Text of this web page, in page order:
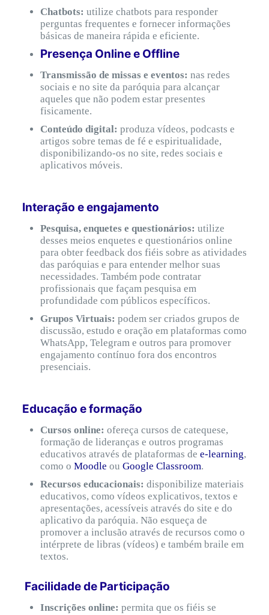
Chatbots: utilize chatbots para responder
perguntas frequentes e fornecer informações
básicas de maneira rápida e eficiente.
Presença Online e Offline
Transmissão de missas e eventos: nas redes
sociais e no site da paróquia para alcançar
aqueles que não podem estar presentes
fisicamente.
Conteúdo digital: produza vídeos, podcasts e
artigos sobre temas de fé e espiritualidade,
disponibilizando-os no site, redes sociais e
aplicativos móveis.
Interação e engajamento
Pesquisa, enquetes e questionários: utilize
desses meios enquetes e questionários online
para obter feedback dos fiéis sobre as atividades
das paróquias e para entender melhor suas
necessidades. Também pode contratar
profissionais que façam pesquisa em
profundidade com públicos específicos.
Grupos Virtuais: podem ser criados grupos de
discussão, estudo e oração em plataformas como
WhatsApp, Telegram e outros para promover
engajamento contínuo fora dos encontros
presenciais.
Educação e formação
Cursos online: ofereça cursos de catequese,
formação de lideranças e outros programas
educativos através de plataformas de e-learning,
como o Moodle ou Google Classroom.
Recursos educacionais: disponibilize materiais
educativos, como vídeos explicativos, textos e
apresentações, acessíveis através do site e do
aplicativo da paróquia. Não esqueça de
promover a inclusão através de recursos como o
intérprete de libras (vídeos) e também braile em
textos.
Facilidade de Participação
Inscrições online: permita que os fiéis se